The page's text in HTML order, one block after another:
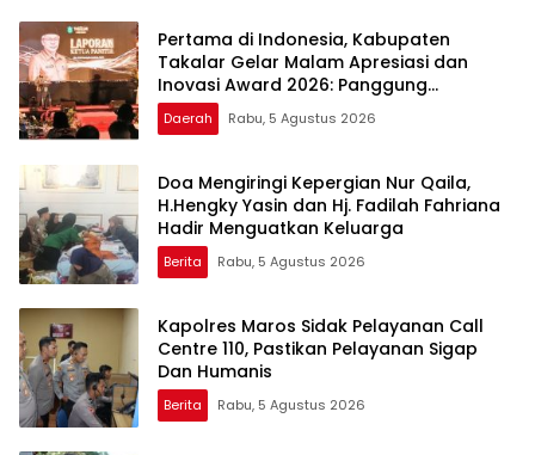
Pertama di Indonesia, Kabupaten
Takalar Gelar Malam Apresiasi dan
Inovasi Award 2026: Panggung
Penghargaan bagi Pelayan Publik
Berprestasi
Daerah Rabu, 5 Agustus 2026
Doa Mengiringi Kepergian Nur Qaila,
H.Hengky Yasin dan Hj. Fadilah Fahriana
Hadir Menguatkan Keluarga
Berita Rabu, 5 Agustus 2026
Kapolres Maros Sidak Pelayanan Call
Centre 110, Pastikan Pelayanan Sigap
Dan Humanis
Berita Rabu, 5 Agustus 2026